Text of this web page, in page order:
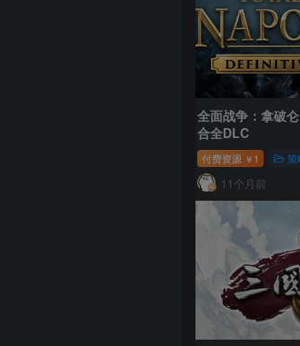
全面战争：拿破
合全DLC
付费资源 ￥ 1 策
11个月前